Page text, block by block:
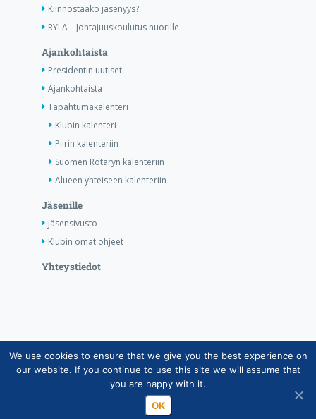
Kiinnostaako jäsenyys?
RYLA – Johtajuuskoulutus nuorille
Ajankohtaista
Presidentin uutiset
Ajankohtaista
Tapahtumakalenteri
Klubin kalenteri
Piirin kalenteriin
Suomen Rotaryn kalenteriin
Alueen yhteiseen kalenteriin
Jäsenille
Jäsensivusto
Klubin omat ohjeet
Yhteystiedot
Copyright © Suomen Rotarypalvelu ry 2026 |
Jäsentietojärjestelmän tietosuojaseloste| Henkilötietojen
käsittely Rotarytoiminnassa
We use cookies to ensure that we give you the best experience on
our website. If you continue to use this site we will assume that
you are happy with it.
OK